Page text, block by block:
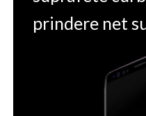
prindere net